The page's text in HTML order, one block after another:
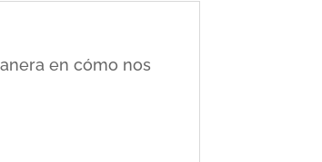
en cómo nos